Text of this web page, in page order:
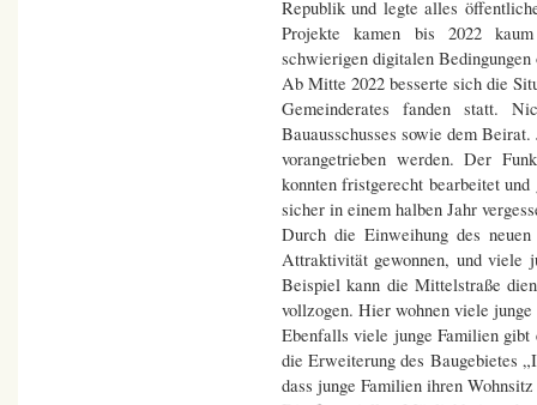
Republik und legte alles
Projekte kamen bis 2022
schwierigen digitalen Bedingungen
Ab Mitte 2022 besserte sich die
Gemeinderates fanden statt.
Bauausschusses sowie dem
vorangetrieben werden. Der
konnten fristgerecht bearbeitet
sicher in einem halben Jahr
Durch die Einweihung des
Attraktivität gewonnen, und viele
Beispiel kann die Mittelstraße
vollzogen. Hier wohnen viele junge
Ebenfalls viele junge Familien
die Erweiterung des Baugebietes
dass junge Familien ihren